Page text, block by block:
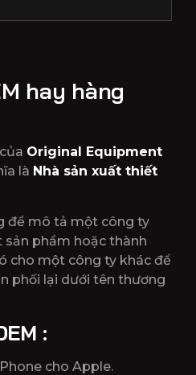
hay hàng
Original Equipment
là Nhà sản xuất thiết
để mô tả một công ty
sản phẩm hoặc thành
cho một công ty khác để
phối lại dưới tên thương
:
cho Apple.